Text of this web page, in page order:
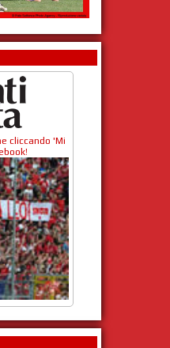
cliccando 'Mi